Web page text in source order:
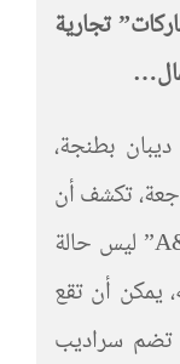
تجارية
بطنجة،
الفاجعة، تكشف أن
“مصنع الموت” “A&M Confection” ليس حالة
يمكن أن تقع
تضم سراديب